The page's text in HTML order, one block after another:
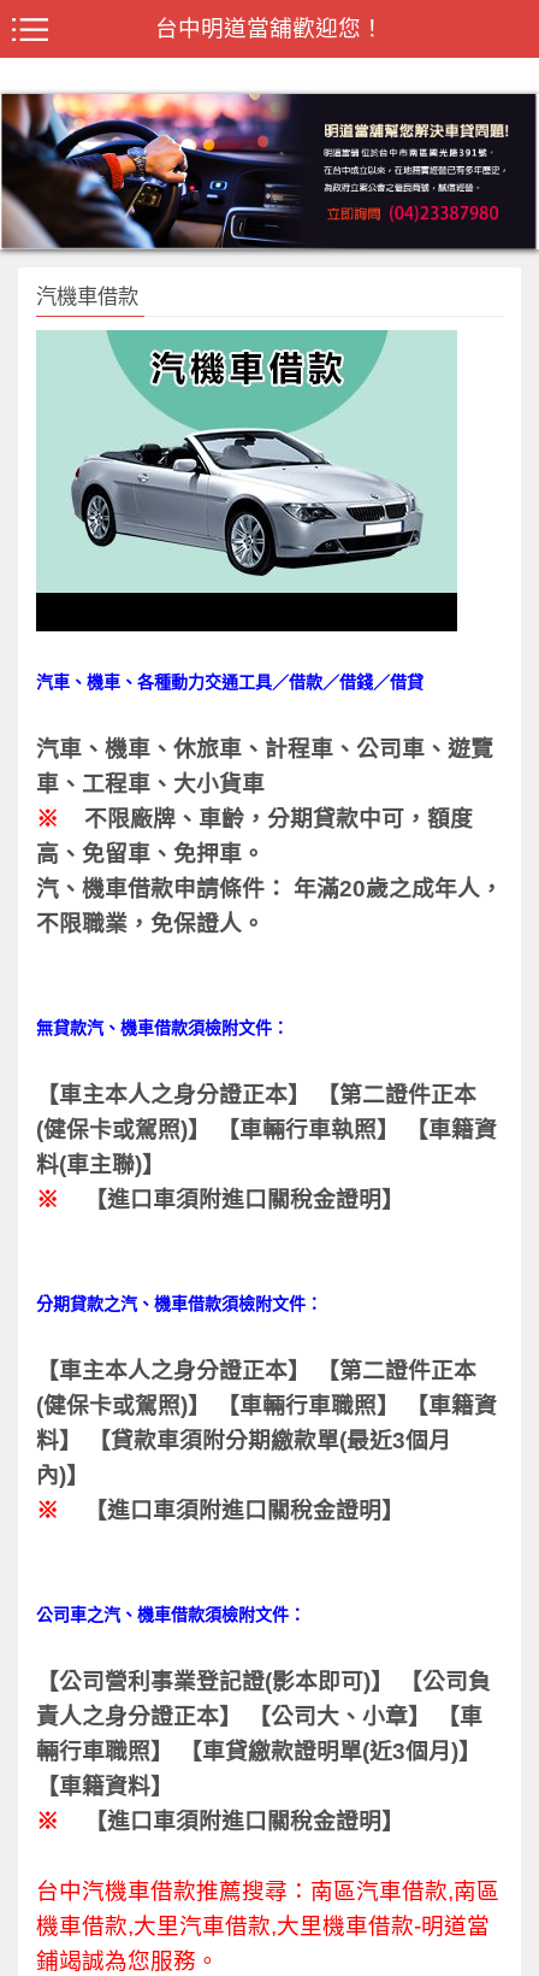
台中明道當舖歡迎您！
汽機車借款
汽車、機車、各種動力交通工具／借款／借錢／借貸
汽車、機車、休旅車、計程車、公司車、遊覽
車、工程車、大小貨車
※
不限廠牌、車齡，分期貸款中可，額度
高、免留車、免押車。
汽、機車借款申請條件： 年滿20歲之成年人，
不限職業，免保證人。
無貸款汽、機車借款須檢附文件：
【車主本人之身分證正本】 【第二證件正本
(健保卡或駕照)】 【車輛行車執照】 【車籍資
料(車主聯)】
※
【進口車須附進口關稅金證明】
分期貸款之汽、機車借款須檢附文件：
【車主本人之身分證正本】 【第二證件正本
(健保卡或駕照)】 【車輛行車職照】 【車籍資
料】 【貸款車須附分期繳款單(最近3個月
內)】
※
【進口車須附進口關稅金證明】
公司車之汽、機車借款須檢附文件：
【公司營利事業登記證(影本即可)】 【公司負
責人之身分證正本】 【公司大、小章】 【車
輛行車職照】 【車貸繳款證明單(近3個月)】
【車籍資料】
※
【進口車須附進口關稅金證明】
台中汽機車借款推薦搜尋：南區汽車借款,南區
機車借款,大里汽車借款,大里機車借款-明道當
鋪竭誠為您服務。